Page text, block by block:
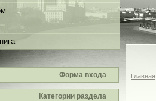
Форма входа
Категории раздела
Главная